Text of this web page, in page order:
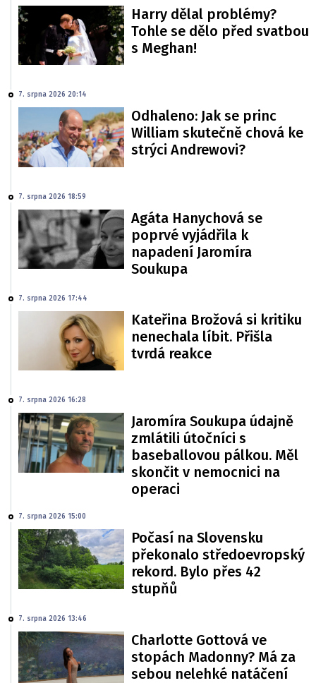
Harry dělal problémy?
Tohle se dělo před svatbou
s Meghan!
7. srpna 2026 20:14
Odhaleno: Jak se princ
William skutečně chová ke
strýci Andrewovi?
7. srpna 2026 18:59
Agáta Hanychová se
poprvé vyjádřila k
napadení Jaromíra
Soukupa
7. srpna 2026 17:44
Kateřina Brožová si kritiku
nenechala líbit. Přišla
tvrdá reakce
7. srpna 2026 16:28
Jaromíra Soukupa údajně
zmlátili útočníci s
baseballovou pálkou. Měl
skončit v nemocnici na
operaci
7. srpna 2026 15:00
Počasí na Slovensku
překonalo středoevropský
rekord. Bylo přes 42
stupňů
7. srpna 2026 13:46
Charlotte Gottová ve
stopách Madonny? Má za
sebou nelehké natáčení